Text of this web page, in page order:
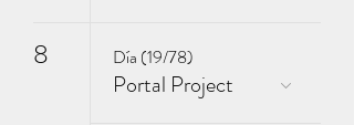
8 Día (19/78)
Portal Project